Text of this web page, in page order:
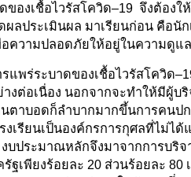
องเชื้อไวรัสโควิด–19 จึงต้องใ
ผลประเมินผล มาเรียนก่อน คือนั
ความปลอดภัยให้อยู่ในความดูแ
แพร่ระบาดของเชื้อไวรัสโควิด
งต่อเนื่อง นอกจากจะทำให้มีผู้บ
ตาบอดก็ลำบากมากขึ้นการคนป
เรียนเป็นองค์กรการกุศลที่ไม่ได้
บประมาณหลักจึงมาจากการบริจ
ฐเพียงร้อยละ 20 ส่วนร้อยละ 80